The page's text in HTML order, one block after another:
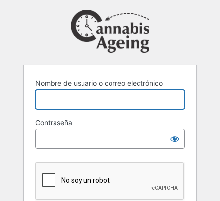
Nombre de usuario o correo electrónico
Contraseña